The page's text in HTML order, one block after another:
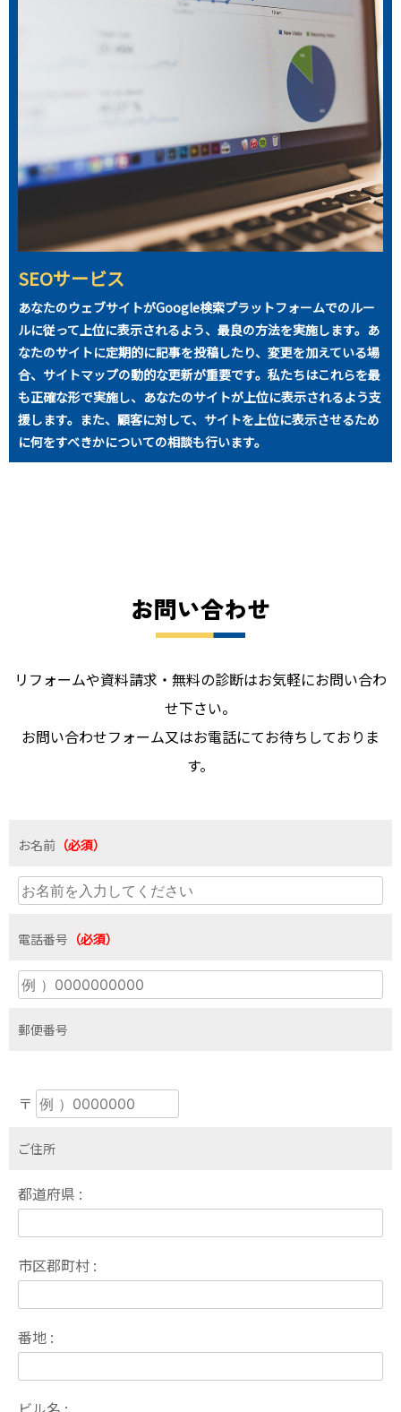
SEOサービス
あなたのウェブサイトがGoogle検索プラットフォームでのルー
ルに従って上位に表示されるよう、最良の方法を実施します。あ
なたのサイトに定期的に記事を投稿したり、変更を加えている場
合、サイトマップの動的な更新が重要です。私たちはこれらを最
も正確な形で実施し、あなたのサイトが上位に表示されるよう支
援します。また、顧客に対して、サイトを上位に表示させるため
に何をすべきかについての相談も行います。
お問い合わせ
リフォームや資料請求・無料の診断はお気軽にお問い合わ
せ下さい。
お問い合わせフォーム又はお電話にてお待ちしておりま
す。
お名前 （必須）
電話番号 （必須）
郵便番号
〒
ご住所
都道府県 :
市区郡町村 :
番地 :